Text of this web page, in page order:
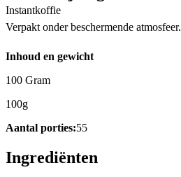
Instantkoffie
Verpakt onder beschermende atmosfeer.
Inhoud en gewicht
100 Gram
100g
Aantal porties:55
Ingrediënten